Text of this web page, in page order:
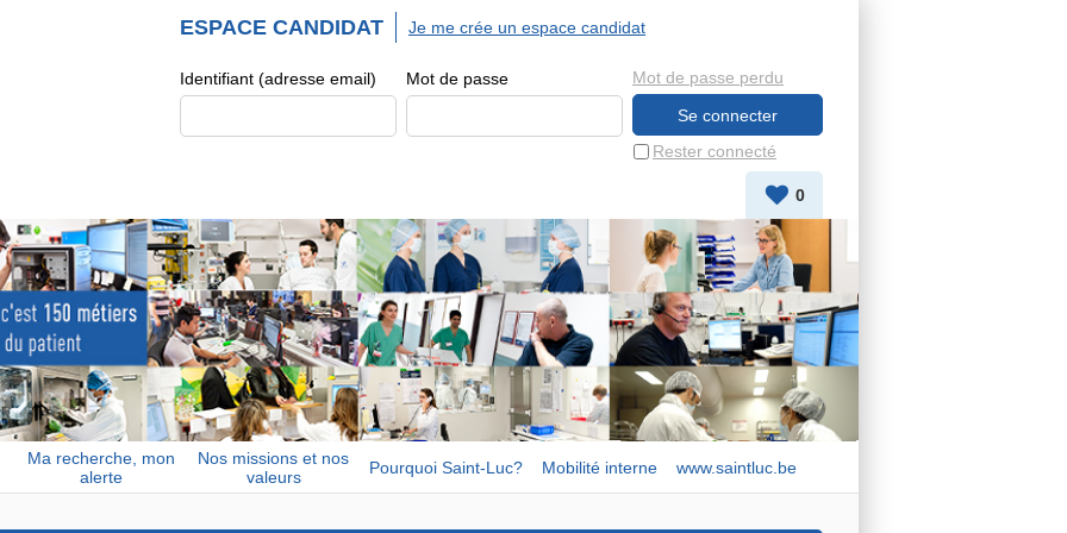
ESPACE CANDIDAT
Identifiant (adresse email) Mot de passe
Rester connecté
Mot de passe perdu
Je me crée un espace candidat
0
Ma recherche, mon
alerte
Nos missions et nos
valeurs
Pourquoi Saint-Luc? Mobilité interne www.saintluc.be